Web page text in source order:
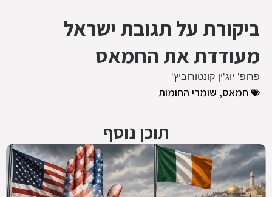
ביקורת על תגובת ישראל
מעודדת את החמאס
פרופ' יוג'ין קונטורוביץ'
חמאס, שומרי החומות
תוכן נוסף